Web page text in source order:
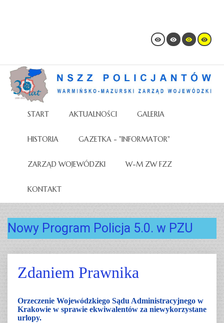
START AKTUALNOŚCI GALERIA
HISTORIA GAZETKA - "INFORMATOR"
ZARZĄD WOJEWÓDZKI W-M ZW FZZ
KONTAKT
Nowy Program Policja 5.0. w PZU
Zdaniem Prawnika
Orzeczenie Wojewódzkiego Sądu Administracyjnego w
Krakowie w sprawie ekwiwalentów za niewykorzystane
urlopy.